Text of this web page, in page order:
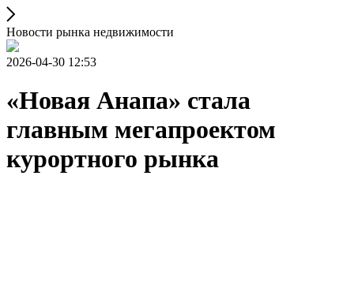
Новости рынка недвижимости
2026-04-30 12:53
«Новая Анапа» стала
главным мегапроектом
курортного рынка